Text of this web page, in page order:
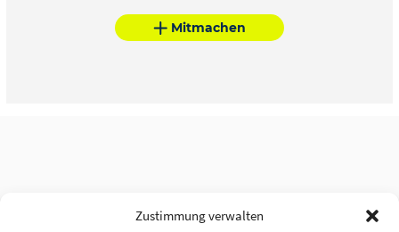
Zustimmung verwalten
Mitmachen